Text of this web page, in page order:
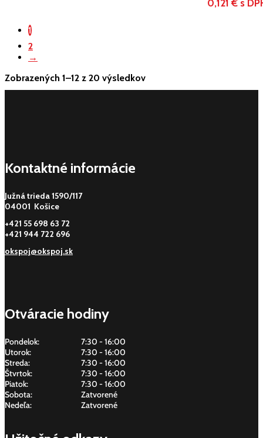
0,121 € s
1
2
→
Zobrazených 1–12 z 20 výsledkov
Kontaktné informácie
Južná trieda 1590/117
04001 Košice
+421 55 698 63 72
+421 944 722 696
okspoj@okspoj.sk
Otváracie hodiny
Pondelok:
7:30 - 16:00
Utorok:
7:30 - 16:00
Streda:
7:30 - 16:00
Štvrtok:
7:30 - 16:00
Piatok:
7:30 - 16:00
Sobota:
Zatvorené
Nedeľa:
Zatvorené